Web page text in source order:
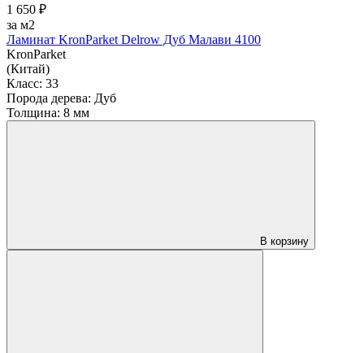
1 650 ₽
за м2
Ламинат KronParket Delrow Дуб Малави 4100
KronParket
(Китай)
Класс: 33
Порода дерева: Дуб
Толщина: 8 мм
В корзину